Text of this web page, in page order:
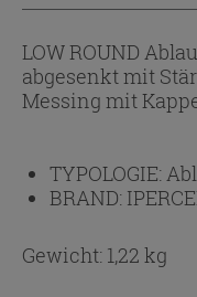
LOW ROUND
abgesenkt mit
Messing mit
TYPOLOGIE:
BRAND:
Gewicht: 1,22 kg